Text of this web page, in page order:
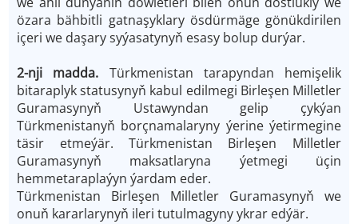
özara bähbitli gatnaşyklary ösdürmäge gönükdirilen
içeri we daşary syýasatynyň esasy bolup durýar.
2-nji madda. Türkmenistan tarapyndan hemişelik
bitaraplyk statusynyň kabul edilmegi Birleşen Milletler
Guramasynyň Ustawyndan gelip çykýan
Türkmenistanyň borçnamalaryny ýerine ýetirmegine
täsir etmeýär. Türkmenistan Birleşen Milletler
Guramasynyň maksatlaryna ýetmegi üçin
hemmetaraplaýyn ýardam eder.
Türkmenistan Birleşen Milletler Guramasynyň we
onuň kararlarynyň ileri tutulmagyny ykrar edýär.